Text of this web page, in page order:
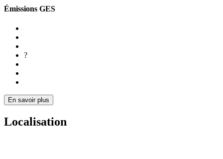
Émissions GES
?
En savoir plus
Localisation